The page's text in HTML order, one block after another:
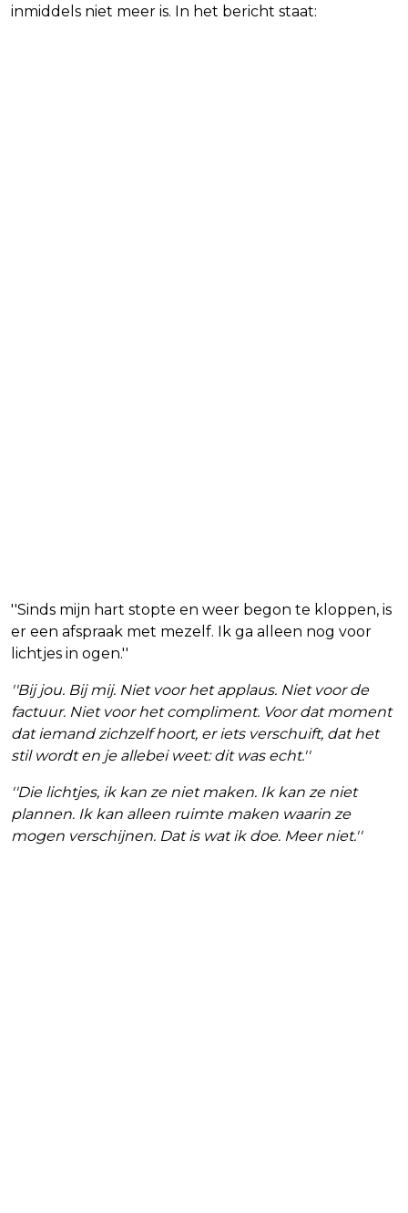
inmiddels niet meer is. In het bericht staat:
''Sinds mijn hart stopte en weer begon te kloppen, is
er een afspraak met mezelf. Ik ga alleen nog voor
lichtjes in ogen.''
''Bij jou. Bij mij. Niet voor het applaus. Niet voor de
factuur. Niet voor het compliment. Voor dat moment
dat iemand zichzelf hoort, er iets verschuift, dat het
stil wordt en je allebei weet: dit was echt.''
''Die lichtjes, ik kan ze niet maken. Ik kan ze niet
plannen. Ik kan alleen ruimte maken waarin ze
mogen verschijnen. Dat is wat ik doe. Meer niet.''